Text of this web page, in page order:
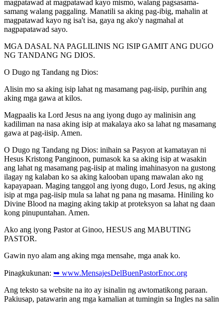
magpatawad at magpatawad kayo mismo, walang pagsasama-
samang walang paggaling. Manatili sa aking pag-ibig, mahalin at
magpatawad kayo ng isa't isa, gaya ng ako'y nagmahal at
nagpapatawad sayo.
MGA DASAL NA PAGLILINIS NG ISIP GAMIT ANG DUGO
NG TANDANG NG DIOS.
O Dugo ng Tandang ng Dios:
Alisin mo sa aking isip lahat ng masamang pag-iisip, purihin ang
aking mga gawa at kilos.
Magpaalis ka Lord Jesus na ang iyong dugo ay malinisin ang
kadiliman na nasa aking isip at makalaya ako sa lahat ng masamang
gawa at pag-iisip. Amen.
O Dugo ng Tandang ng Dios: inihain sa Pasyon at kamatayan ni
Hesus Kristong Panginoon, pumasok ka sa aking isip at wasakin
ang lahat ng masamang pag-iisip at maling imahinasyon na gustong
ilagay ng kalaban ko sa aking kalooban upang mawalan ako ng
kapayapaan. Maging tanggol ang iyong dugo, Lord Jesus, ng aking
isip at mga pag-iisip mula sa lahat ng pana ng masama. Hiniling ko
Divine Blood na maging aking takip at proteksyon sa lahat ng daan
kong pinupuntahan. Amen.
Ako ang iyong Pastor at Ginoo, HESUS ang MABUTING
PASTOR.
Gawin nyo alam ang aking mga mensahe, mga anak ko.
Pinagkukunan: ➥ www.MensajesDelBuenPastorEnoc.org
Ang teksto sa website na ito ay isinalin ng awtomatikong paraan.
Pakiusap, patawarin ang mga kamalian at tumingin sa Ingles na salin